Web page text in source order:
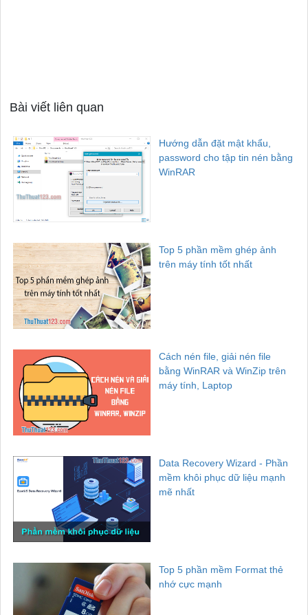
Bài viết liên quan
Hướng dẫn đặt mật khẩu,
password cho tập tin nén bằng
WinRAR
Top 5 phần mềm ghép ảnh
trên máy tính tốt nhất
Cách nén file, giải nén file
bằng WinRAR và WinZip trên
máy tính, Laptop
Data Recovery Wizard - Phần
mềm khôi phục dữ liệu mạnh
mẽ nhất
Top 5 phần mềm Format thẻ
nhớ cực mạnh